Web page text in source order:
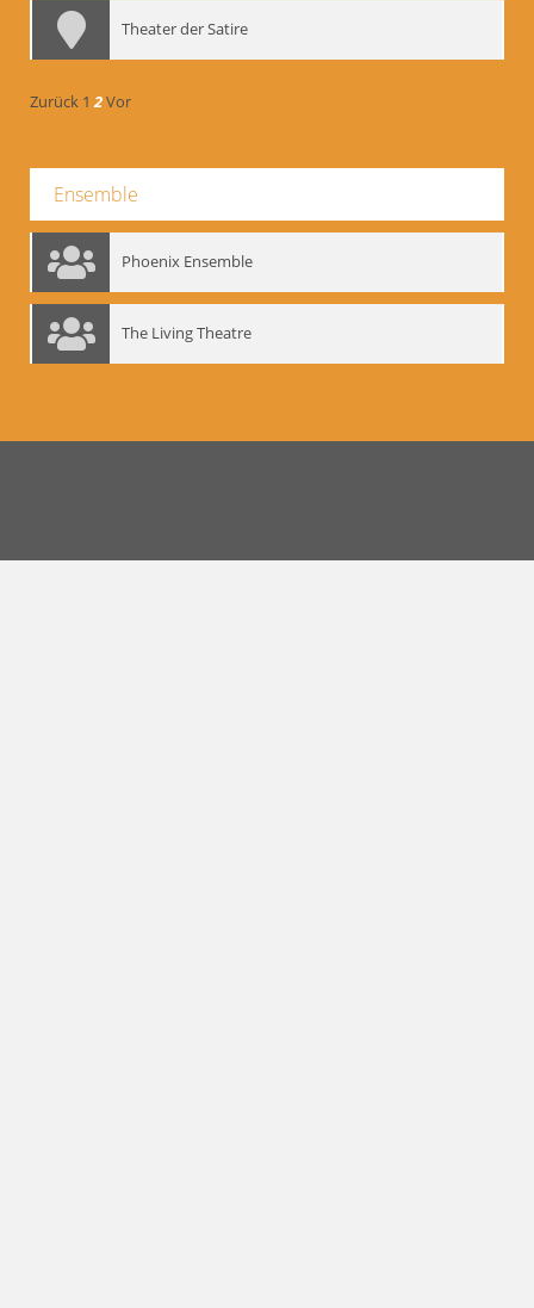
Theater der Satire
Zurück 1 2Vor
Ensemble
Phoenix Ensemble
The Living Theatre